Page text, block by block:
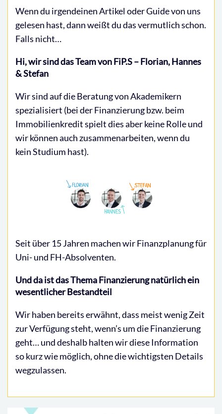
Wenn du irgendeinen Artikel oder Guide von uns
gelesen hast, dann weißt du das vermutlich schon.
Falls nicht…
Hi, wir sind das Team von FiP.S – Florian, Hannes
& Stefan
Wir sind auf die Beratung von Akademikern
spezialisiert (bei der Finanzierung bzw. beim
Immobilienkredit spielt dies aber keine Rolle und
wir können auch zusammenarbeiten, wenn du
kein Studium hast).
Seit über 15 Jahren machen wir Finanzplanung für
Uni- und FH-Absolventen.
Und da ist das Thema Finanzierung natürlich ein
wesentlicher Bestandteil
Wir haben bereits erwähnt, dass meist wenig Zeit
zur Verfügung steht, wenn’s um die Finanzierung
geht… und deshalb halten wir diese Information
so kurz wie möglich, ohne die wichtigsten Details
wegzulassen.